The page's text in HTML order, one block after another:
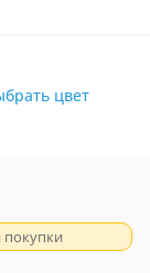
цвет
покупки